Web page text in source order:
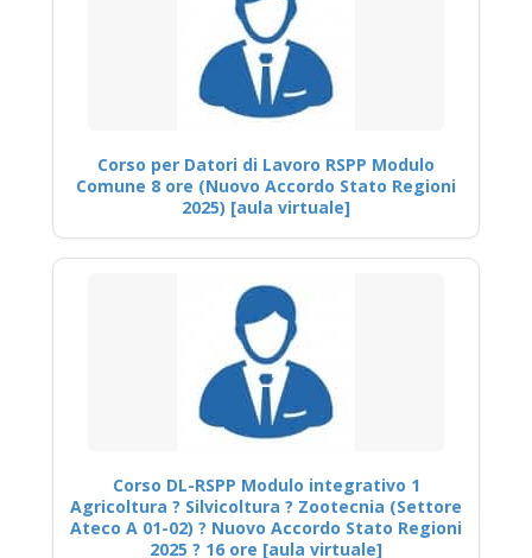
Corso per Datori di Lavoro RSPP Modulo
Comune 8 ore (Nuovo Accordo Stato Regioni
2025) [aula virtuale]
Corso DL-RSPP Modulo integrativo 1
Agricoltura ? Silvicoltura ? Zootecnia (Settore
Ateco A 01-02) ? Nuovo Accordo Stato Regioni
2025 ? 16 ore [aula virtuale]